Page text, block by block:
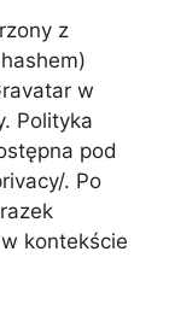
z
w
Polityka
pod
. Po
kontekście